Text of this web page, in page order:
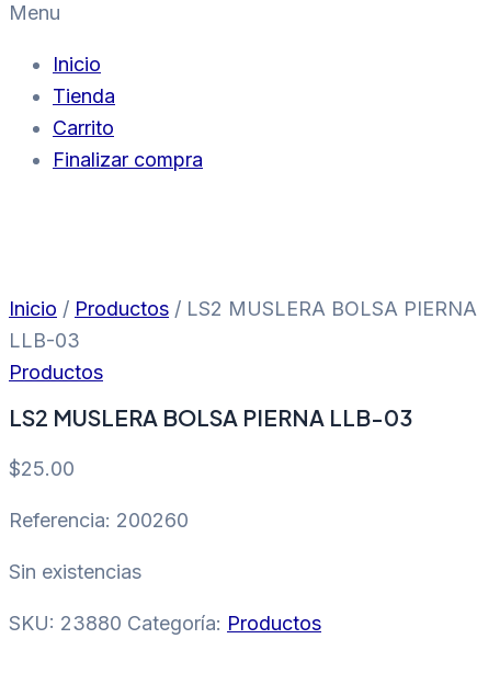
Menu
Inicio
Tienda
Carrito
Finalizar compra
Inicio / Productos / LS2 MUSLERA BOLSA PIERNA
LLB-03
Productos
LS2 MUSLERA BOLSA PIERNA LLB-03
$25.00
Referencia: 200260
Sin existencias
SKU: 23880 Categoría: Productos